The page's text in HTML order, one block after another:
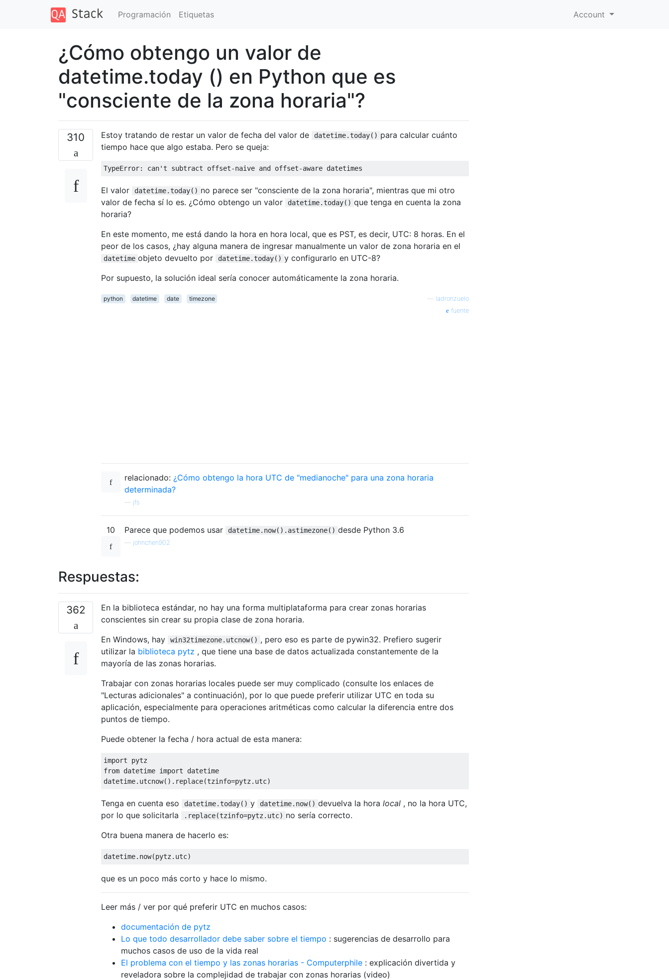
Programación Etiquetas Account
¿Cómo obtengo un valor de
datetime.today () en Python que es
"consciente de la zona horaria"?
310 Estoy tratando de restar un valor de fecha del valor de datetime.today() para calcular cuánto
tiempo hace que algo estaba. Pero se queja:
TypeError: can't subtract offset-naive and offset-aware datetimes
El valor datetime.today() no parece ser "consciente de la zona horaria", mientras que mi otro
valor de fecha sí lo es. ¿Cómo obtengo un valor
datetime.today() que tenga en cuenta la zona
horaria?
En este momento, me está dando la hora en hora local, que es PST, es decir, UTC: 8 horas. En el
peor de los casos, ¿hay alguna manera de ingresar manualmente un valor de zona horaria en el
datetime objeto devuelto por datetime.today() y configurarlo en UTC-8?
Por supuesto, la solución ideal sería conocer automáticamente la zona horaria.
python datetime date timezone
ladronzuelo
fuente
relacionado: ¿Cómo obtengo la hora UTC de "medianoche" para una zona horaria
determinada?
jfs
10 Parece que podemos usar datetime.now().astimezone() desde Python 3.6
johnchen902
Respuestas:
362
En la biblioteca estándar, no hay una forma multiplataforma para crear zonas horarias
conscientes sin crear su propia clase de zona horaria.
En Windows, hay
win32timezone.utcnow() , pero eso es parte de pywin32. Prefiero sugerir
utilizar la biblioteca pytz , que tiene una base de datos actualizada constantemente de la
mayoría de las zonas horarias.
Trabajar con zonas horarias locales puede ser muy complicado (consulte los enlaces de
"Lecturas adicionales" a continuación), por lo que puede preferir utilizar UTC en toda su
aplicación, especialmente para operaciones aritméticas como calcular la diferencia entre dos
puntos de tiempo.
Puede obtener la fecha / hora actual de esta manera:
import
from datetime import datetime
datetime. utcnow(). replace(tzinfo=pytz. utc)
Tenga en cuenta eso datetime.today() y datetime.now() devuelva la hora local , no la hora UTC,
por lo que solicitarla
.replace(tzinfo=pytz.utc) no sería correcto.
Otra buena manera de hacerlo es:
datetime. now(pytz. utc)
que es un poco más corto y hace lo mismo.
Leer más / ver por qué preferir UTC en muchos casos:
documentación de pytz
Lo que todo desarrollador debe saber sobre el tiempo : sugerencias de desarrollo para
muchos casos de uso de la vida real
El problema con el tiempo y las zonas horarias - Computerphile : explicación divertida y
reveladora sobre la complejidad de trabajar con zonas horarias (video)